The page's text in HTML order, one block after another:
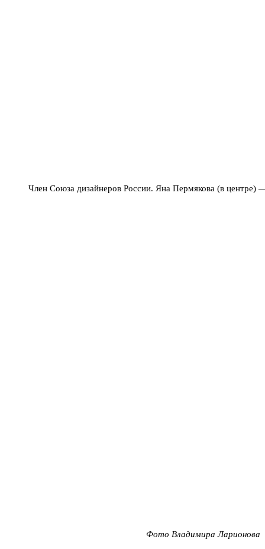
Член Союза дизайнеров России. Яна Пермякова (в центре)
Фото Владимира Ларионова